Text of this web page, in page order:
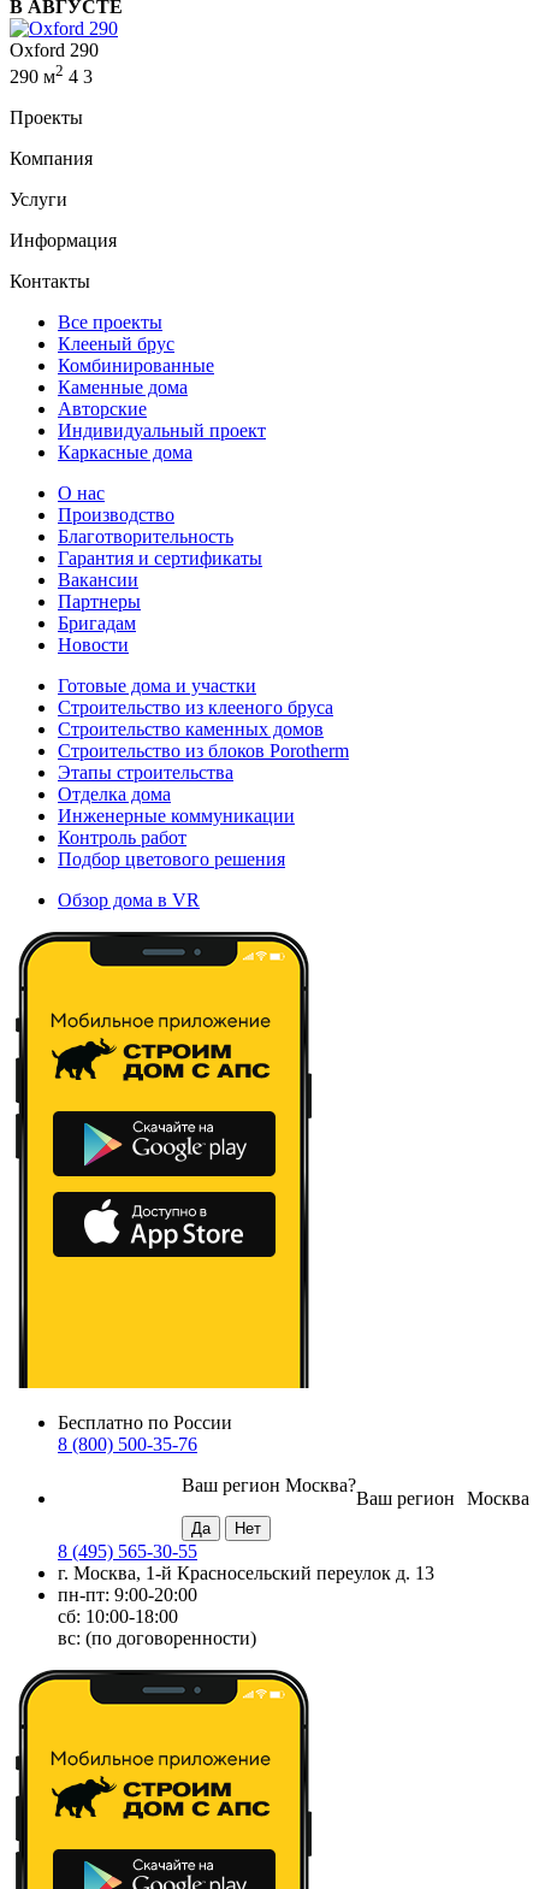
В АВГУСТЕ
Oxford 290
290 м2 4 3
Проекты
Компания
Услуги
Информация
Контакты
Все проекты
Клееный брус
Комбинированные
Каменные дома
Авторские
Индивидуальный проект
Каркасные дома
О нас
Производство
Благотворительность
Гарантия и сертификаты
Вакансии
Партнеры
Бригадам
Новости
Готовые дома и участки
Строительство из клееного бруса
Строительство каменных домов
Строительство из блоков Porotherm
Этапы строительства
Отделка дома
Инженерные коммуникации
Контроль работ
Подбор цветового решения
Обзор дома в VR
Бесплатно по России
8 (800) 500-35-76
Москва
Ваш регион
Ваш регион Москва?
8 (495) 565-30-55
г. Москва, 1-й Красносельский переулок д. 13
пн-пт: 9:00-20:00
сб: 10:00-18:00
вс: (по договоренности)